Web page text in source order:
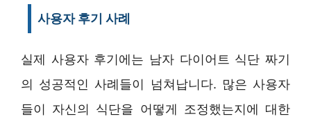
사용자 후기 사례
실제 사용자 후기에는 남자 다이어트 식단 짜기
의 성공적인 사례들이 넘쳐납니다. 많은 사용자
들이 자신의 식단을 어떻게 조정했는지에 대한